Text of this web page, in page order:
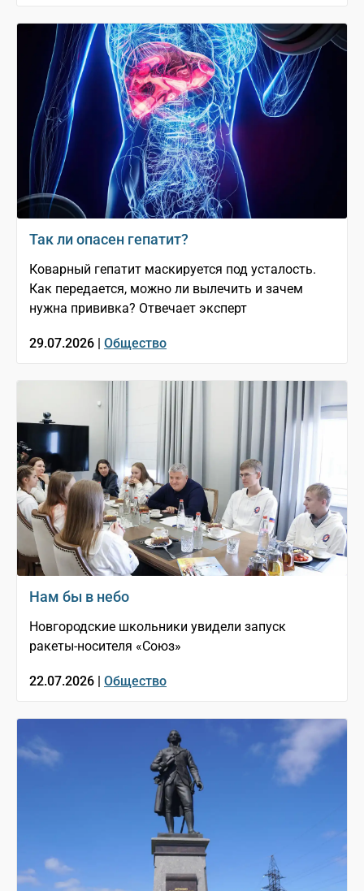
Так ли опасен гепатит?
Коварный гепатит маскируется под усталость.
Как передается, можно ли вылечить и зачем
нужна прививка? Отвечает эксперт
29.07.2026 | Общество
Нам бы в небо
Новгородские школьники увидели запуск
ракеты-носителя «Союз»
22.07.2026 | Общество